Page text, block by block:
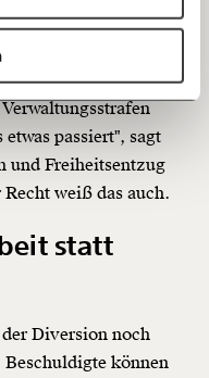
40€
€
verschenken.
welche Du
und verschenken
Weiter
hat, das man ihm
er die Strafe
kann? "Die
passiert", sagt
und Freiheitsentzug
weiß das auch.
statt
Diversion noch
können